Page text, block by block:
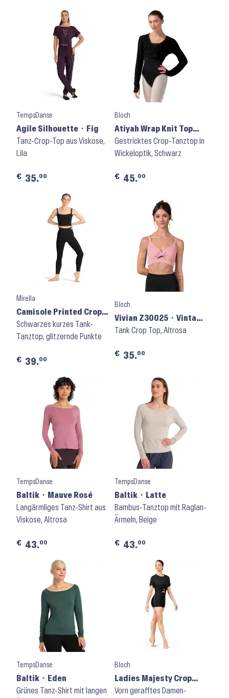
TempsDanse
Agile Silhouette ⬝ Fig
Tanz-Crop-Top aus Viskose,
Lila
€ 35.00
Bloch
Atiyah Wrap Knit Top
Z30012 ⬝ Black
Gestricktes Crop-Tanztop in
Wickeloptik, Schwarz
€ 45.00
Mirella
Camisole Printed Crop
Top Celeste M30008L ⬝
Black
Schwarzes kurzes Tank-
Tanztop, glitzernde Punkte
€ 39.00
Bloch
Vivian Z30025 ⬝ Vintage
Pink
Tank Crop Top, Altrosa
€ 35.00
TempsDanse
Baltik ⬝ Mauve Rosé
Langärmliges Tanz-Shirt aus
Viskose, Altrosa
€ 43.00
TempsDanse
Baltik ⬝ Latte
Bambus-Tanztop mit Raglan-
Ärmeln, Beige
€ 43.00
TempsDanse
Baltik ⬝ Eden
Grünes Tanz-Shirt mit langen
Bloch
Ladies Majesty Crop
Top M750L ⬝ Black
Vorn gerafftes Damen-